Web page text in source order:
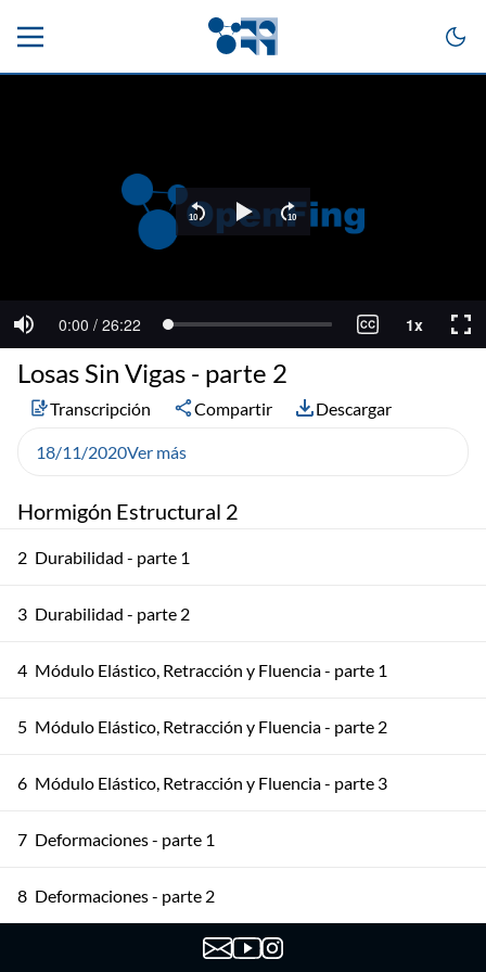
Hormigón Estructural 2
2 Durabilidad - parte 1
3 Durabilidad - parte 2
4 Módulo Elástico, Retracción y Fluencia - parte 1
5 Módulo Elástico, Retracción y Fluencia - parte 2
6 Módulo Elástico, Retracción y Fluencia - parte 3
7 Deformaciones - parte 1
8 Deformaciones - parte 2
Deformaciones - parte 3
Losas Sin Vigas - parte 2
Transcripción Compartir Descargar
18/11/2020Ver más